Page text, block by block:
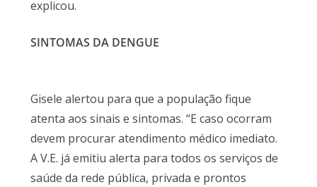
explicou.
SINTOMAS DA DENGUE
Gisele alertou para que a população fique
atenta aos sinais e sintomas. “E caso ocorram
devem procurar atendimento médico imediato.
A V.E. já emitiu alerta para todos os serviços de
saúde da rede pública, privada e prontos